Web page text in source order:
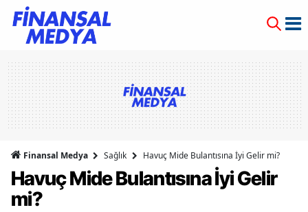
Finansal Medya Sağlık Havuç Mide Bulantısına İyi Gelir mi?
Havuç Mide Bulantısına İyi Gelir
mi?